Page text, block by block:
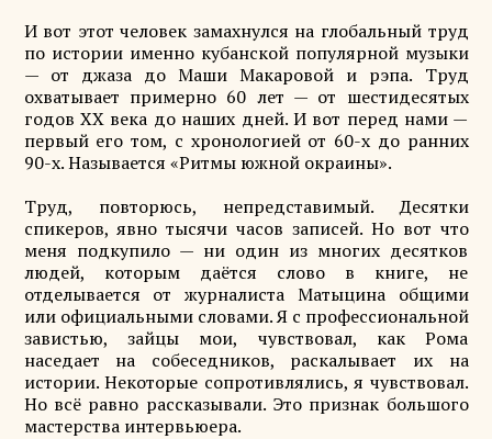
И вот этот человек замахнулся на глобальный труд
по истории именно кубанской популярной музыки
— от джаза до Маши Макаровой и рэпа. Труд
охватывает примерно 60 лет — от шестидесятых
годов XX века до наших дней. И вот перед нами —
первый его том, с хронологией от 60-х до ранних
90-х. Называется «Ритмы южной окраины».
Труд, повторюсь, непредставимый. Десятки
спикеров, явно тысячи часов записей. Но вот что
меня подкупило — ни один из многих десятков
людей, которым даётся слово в книге, не
отделывается от журналиста Матыцина общими
или официальными словами. Я с профессиональной
завистью, зайцы мои, чувствовал, как Рома
наседает на собеседников, раскалывает их на
истории. Некоторые сопротивлялись, я чувствовал.
Но всё равно рассказывали. Это признак большого
мастерства интервьюера.